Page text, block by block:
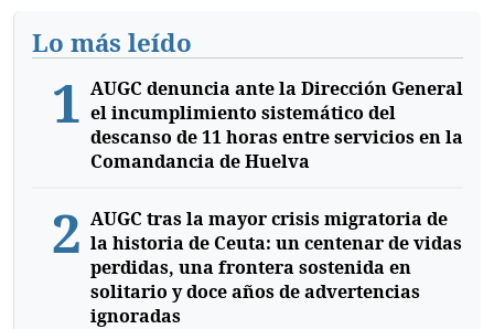
Lo más leído
1 AUGC denuncia ante la Dirección General
el incumplimiento sistemático del
descanso de 11 horas entre servicios en la
Comandancia de Huelva
2 AUGC tras la mayor crisis migratoria de
la historia de Ceuta: un centenar de vidas
perdidas, una frontera sostenida en
solitario y doce años de advertencias
ignoradas